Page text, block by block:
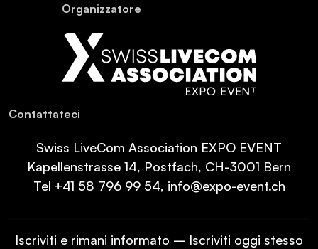
Or­ganiz­za­tore
Con­tat­ta­teci
Swiss LiveCom Association EXPO EVENT
Kapellenstrasse 14, Postfach, CH-3001 Bern
Tel +41 58 796 99 54, info@expo-event.ch
Iscriviti e rimani informato – Iscriviti oggi stesso